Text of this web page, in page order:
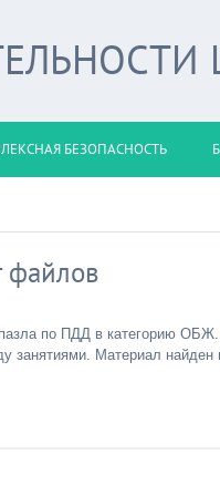
БЕЗОПАСНОСТЬ
файлов
по ПДД в категорию
занятиями. Материал найден